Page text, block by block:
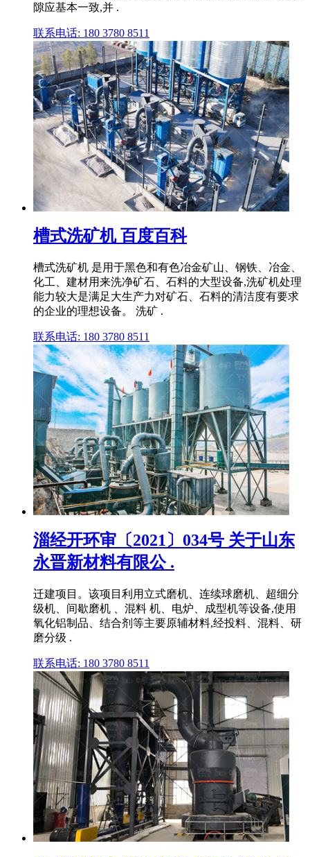
隙应基本一致,并 .
联系电话: 180 3780 8511
槽式洗矿机 百度百科
槽式洗矿机 是用于黑色和有色冶金矿山、钢铁、冶金、
化工、建材用来洗净矿石、石料的大型设备,洗矿机处理
能力较大是满足大生产力对矿石、石料的清洁度有要求
的企业的理想设备。 洗矿 .
联系电话: 180 3780 8511
淄经开环审〔2021〕034号 关于山东
永晋新材料有限公 .
迁建项目。该项目利用立式磨机、连续球磨机、超细分
级机、间歇磨机 、混料 机、电炉、成型机等设备,使用
氧化铝制品、结合剂等主要原辅材料,经投料、混料、研
磨分级 .
联系电话: 180 3780 8511